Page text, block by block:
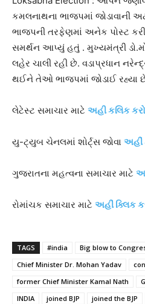
કમલનાથના ભાજપમાં જોડાવાની
ભાજપની તરફેણમાં અનેક પોસ્ટ
સમર્થન આપ્યું હતું . મુખ્યમંત્રી
લહેર ચાલી રહી છે. વડાપ્રધાન
થઈને તેઓ ભાજપમાં જોડાઈ રહ્યા
લેટેસ્ટ સમાચાર માટે અહી કલિક કરો
યુ-ટ્યુબ ચેનલમાં શોર્ટ્સ જોવા અહીં
ગુજરાતના મહત્વના સમાચાર માટે
રોમાંચક સમાચાર માટે અહીં ક્લિક
TAGS #india
Big blow to
Chief Minister Dr. Mohan Yadav
former Chief Minister Kamal Nath
INDIA
joined BJP joined the BJP